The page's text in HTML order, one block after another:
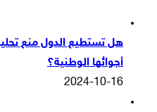
هل تستطيع الدول منع
أجوائها الوطنية؟
2024-10-16